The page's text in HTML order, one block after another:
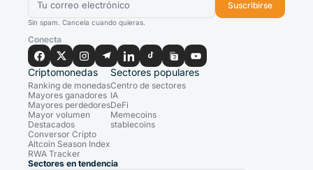
Suscribirse
Sin spam. Cancela cuando quieras.
Conecta
Criptomonedas
Ranking de monedas
Mayores ganadores
Mayores perdedores
Mayor volumen
Destacados
Conversor Cripto
Altcoin Season Index
RWA Tracker
Sectores populares
Centro de sectores
IA
DeFi
Memecoins
stablecoins
Sectores en tendencia